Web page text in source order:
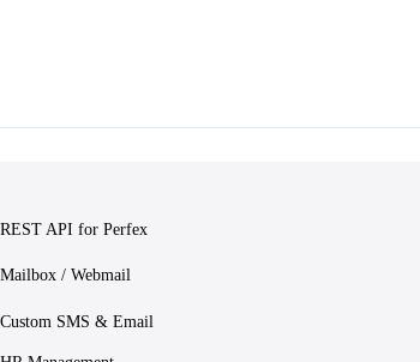
REST API for Perfex
Mailbox / Webmail
Custom SMS & Email